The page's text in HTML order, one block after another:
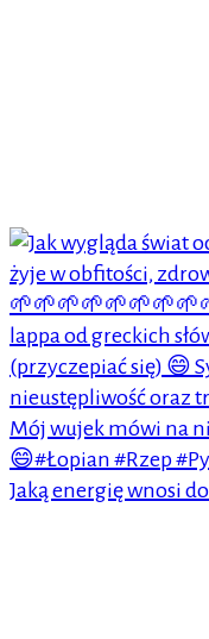
Jaką energię wnosi